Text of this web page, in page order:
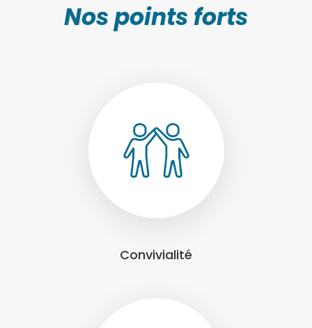
Nos points forts
Convivialité